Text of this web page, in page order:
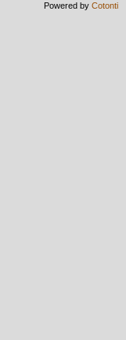
Powered by Cotonti